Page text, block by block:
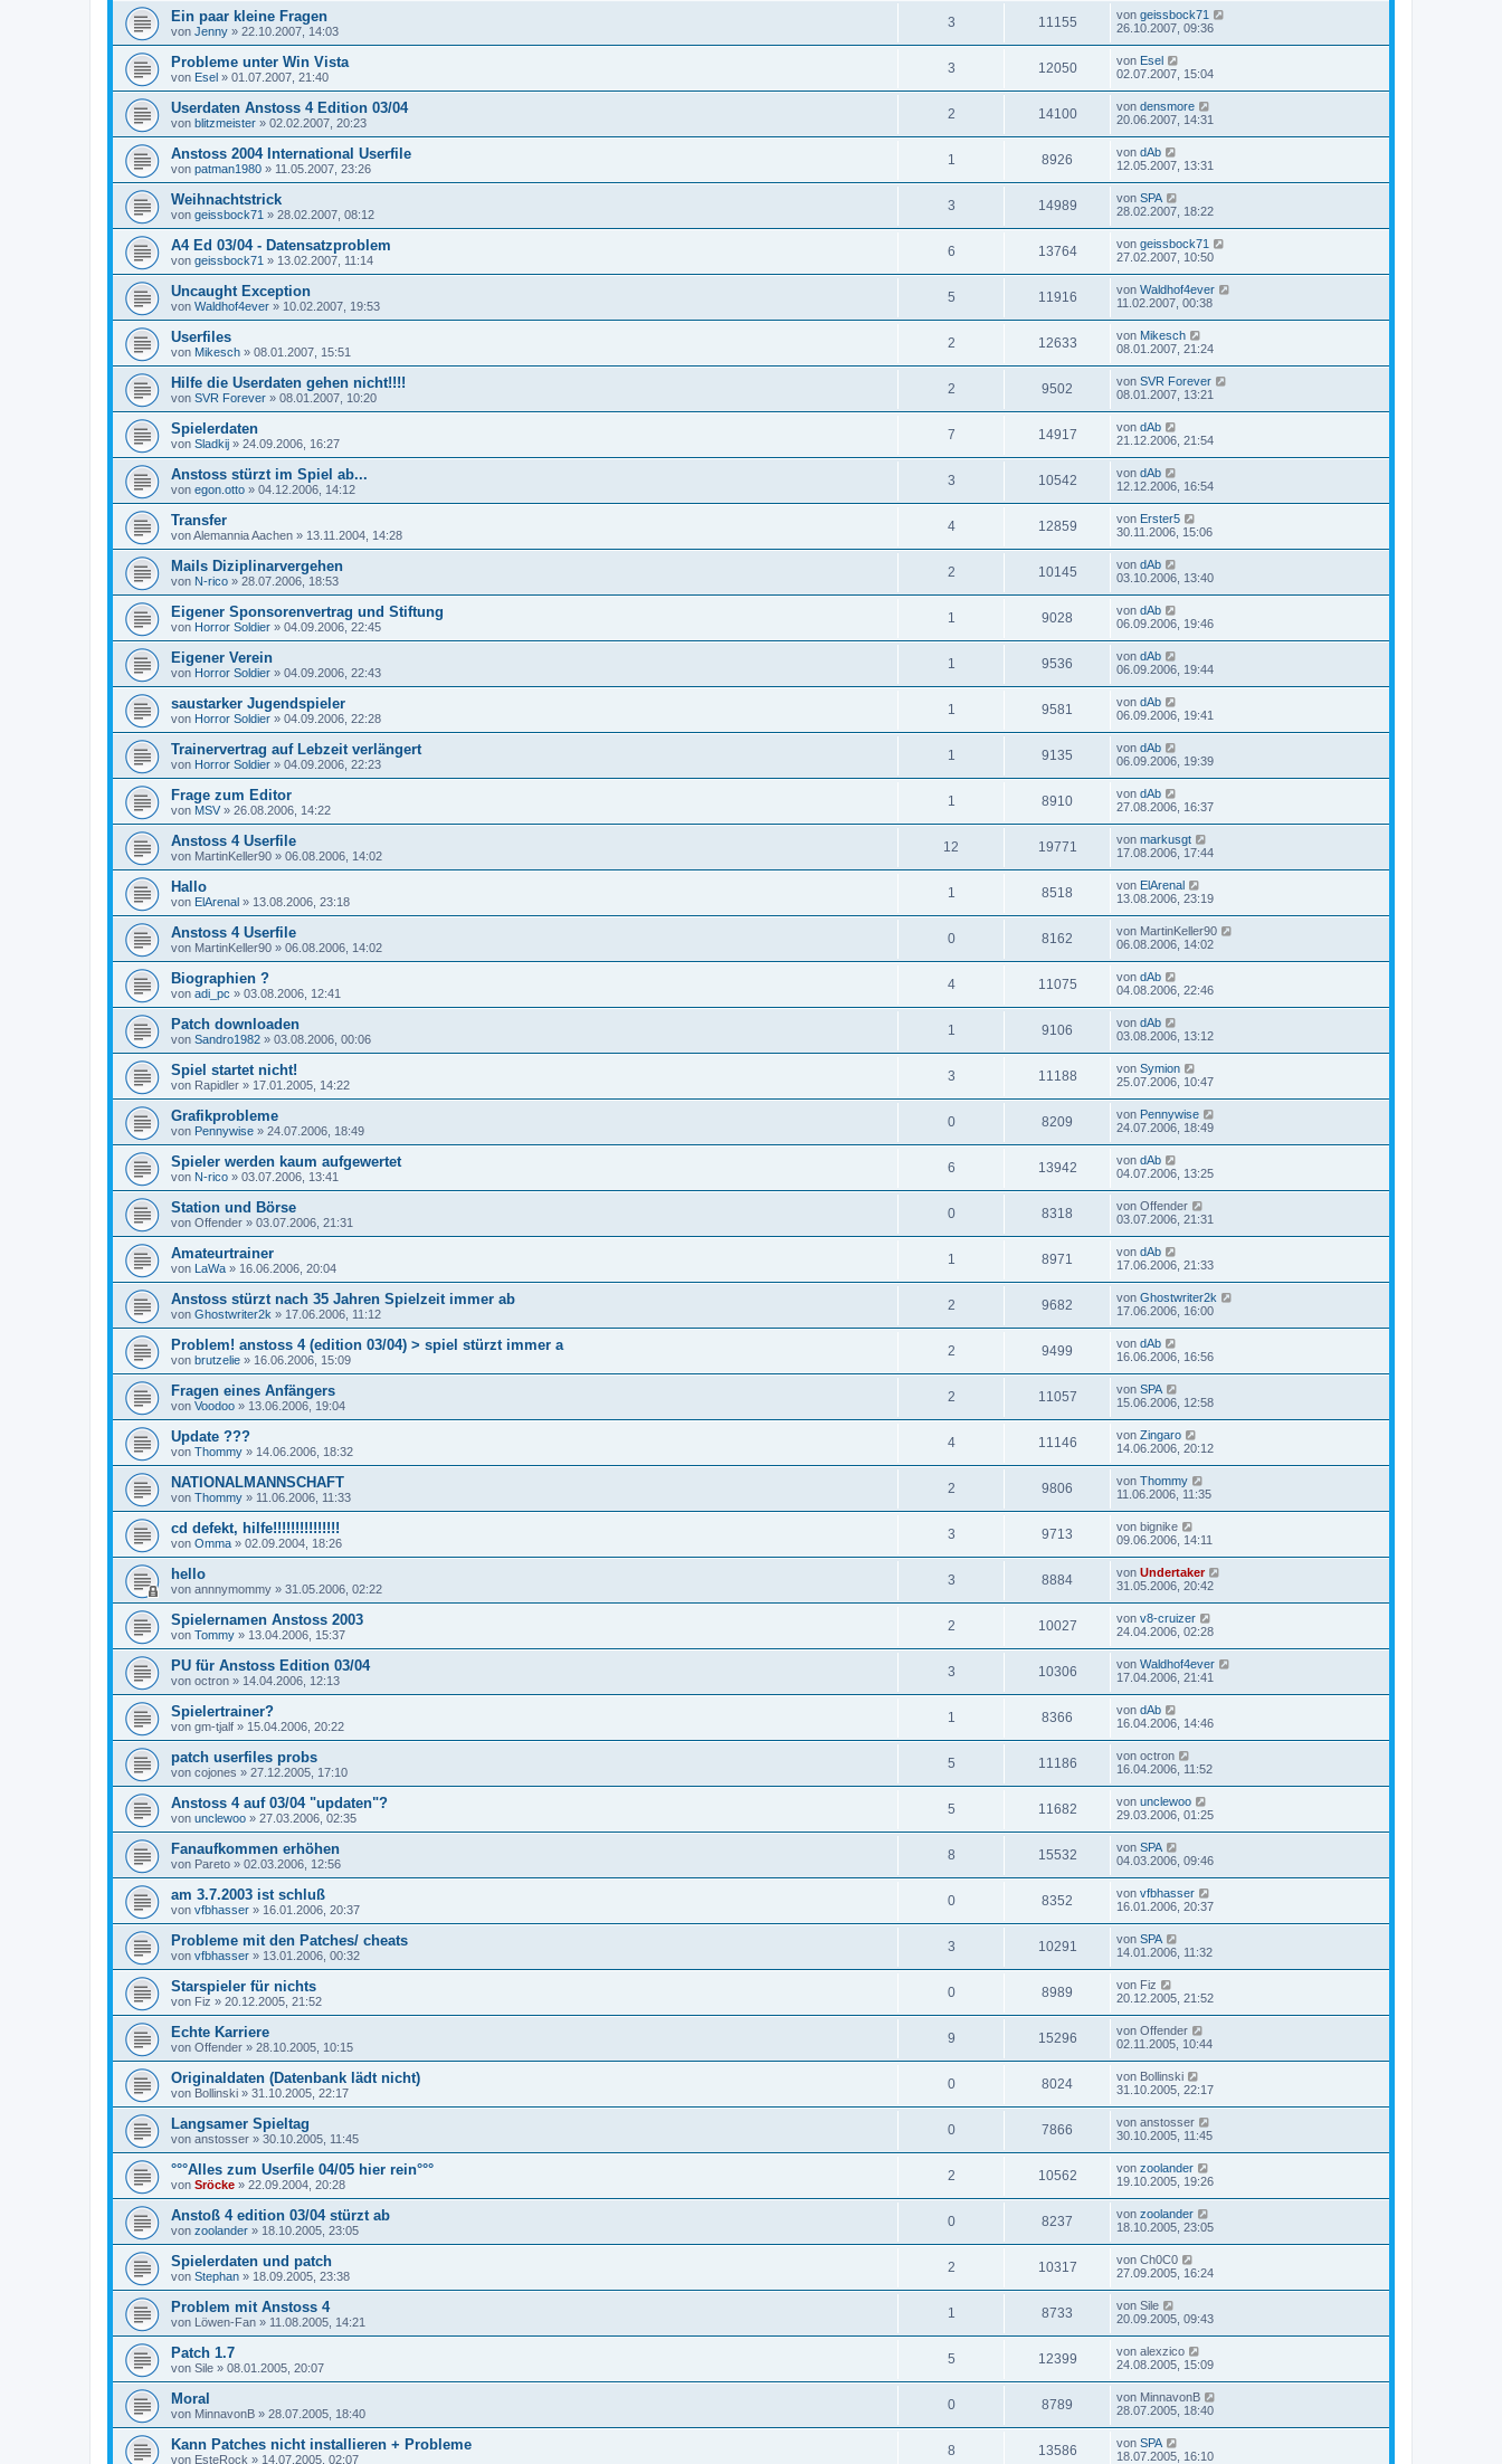
Ein paar kleine Fragen
von Jenny » 22.10.2007, 14:03
3 11155 von geissbock71
26.10.2007, 09:36
Probleme unter Win Vista
von Esel » 01.07.2007, 21:40
3 12050 von Esel
02.07.2007, 15:04
Userdaten Anstoss 4 Edition 03/04
von blitzmeister » 02.02.2007, 20:23
2 14100 von densmore
20.06.2007, 14:31
Anstoss 2004 International Userfile
von patman1980 » 11.05.2007, 23:26
1 8926 von dAb
12.05.2007, 13:31
Weihnachtstrick
von geissbock71 » 28.02.2007, 08:12
3 14989 von SPA
28.02.2007, 18:22
A4 Ed 03/04 - Datensatzproblem
von geissbock71 » 13.02.2007, 11:14
6 13764 von geissbock71
27.02.2007, 10:50
Uncaught Exception
von Waldhof4ever » 10.02.2007, 19:53
5 11916 von Waldhof4ever
11.02.2007, 00:38
Userfiles
von Mikesch » 08.01.2007, 15:51
2 12633 von Mikesch
08.01.2007, 21:24
Hilfe die Userdaten gehen nicht!!!!
von SVR Forever » 08.01.2007, 10:20
2 9502 von SVR Forever
08.01.2007, 13:21
Spielerdaten
von Sladkij » 24.09.2006, 16:27
7 14917 von dAb
21.12.2006, 21:54
Anstoss stürzt im Spiel ab...
von egon.otto » 04.12.2006, 14:12
3 10542 von dAb
12.12.2006, 16:54
Transfer
vonAlemannia Aachen » 13.11.2004, 14:28
4 12859 von Erster5
30.11.2006, 15:06
Mails Diziplinarvergehen
von N-rico » 28.07.2006, 18:53
2 10145 von dAb
03.10.2006, 13:40
Eigener Sponsorenvertrag und Stiftung
von Horror Soldier » 04.09.2006, 22:45
1 9028 von dAb
06.09.2006, 19:46
Eigener Verein
von Horror Soldier » 04.09.2006, 22:43
1 9536 von dAb
06.09.2006, 19:44
saustarker Jugendspieler
von Horror Soldier » 04.09.2006, 22:28
1 9581 von dAb
06.09.2006, 19:41
Trainervertrag auf Lebzeit verlängert
von Horror Soldier » 04.09.2006, 22:23
1 9135 von dAb
06.09.2006, 19:39
Frage zum Editor
von MSV » 26.08.2006, 14:22
1 8910 von dAb
27.08.2006, 16:37
Anstoss 4 Userfile
von MartinKeller90 » 06.08.2006, 14:02
12 19771 von markusgt
17.08.2006, 17:44
Hallo
von ElArenal » 13.08.2006, 23:18
1 8518 von ElArenal
13.08.2006, 23:19
Anstoss 4 Userfile
von MartinKeller90 » 06.08.2006, 14:02
0 8162 von MartinKeller90
06.08.2006, 14:02
Biographien ?
von adi_pc » 03.08.2006, 12:41
4 11075 von dAb
04.08.2006, 22:46
Patch downloaden
von Sandro1982 » 03.08.2006, 00:06
1 9106 von dAb
03.08.2006, 13:12
Spiel startet nicht!
von Rapidler » 17.01.2005, 14:22
3 11188 von Symion
25.07.2006, 10:47
Grafikprobleme
von Pennywise » 24.07.2006, 18:49
0 8209 von Pennywise
24.07.2006, 18:49
Spieler werden kaum aufgewertet
von N-rico » 03.07.2006, 13:41
6 13942 von dAb
04.07.2006, 13:25
Station und Börse
von Offender » 03.07.2006, 21:31
0 8318 von Offender
03.07.2006, 21:31
Amateurtrainer
von LaWa » 16.06.2006, 20:04
1 8971 von dAb
17.06.2006, 21:33
Anstoss stürzt nach 35 Jahren Spielzeit immer ab
von Ghostwriter2k » 17.06.2006, 11:12
2 9682 von Ghostwriter2k
17.06.2006, 16:00
Problem! anstoss 4 (edition 03/04) > spiel stürzt immer a
von brutzelie » 16.06.2006, 15:09
2 9499 von dAb
16.06.2006, 16:56
Fragen eines Anfängers
von Voodoo » 13.06.2006, 19:04
2 11057 von SPA
15.06.2006, 12:58
Update ???
von Thommy » 14.06.2006, 18:32
4 11146 von Zingaro
14.06.2006, 20:12
NATIONALMANNSCHAFT
von Thommy » 11.06.2006, 11:33
2 9806 von Thommy
11.06.2006, 11:35
cd defekt, hilfe!!!!!!!!!!!!!!!
von Omma » 02.09.2004, 18:26
3 9713 von bignike
09.06.2006, 14:11
hello
von annnymommy » 31.05.2006, 02:22
3 8884 von Undertaker
31.05.2006, 20:42
Spielernamen Anstoss 2003
von Tommy » 13.04.2006, 15:37
2 10027 von v8-cruizer
24.04.2006, 02:28
PU für Anstoss Edition 03/04
von octron » 14.04.2006, 12:13
3 10306 von Waldhof4ever
17.04.2006, 21:41
Spielertrainer?
von gm-tjalf » 15.04.2006, 20:22
1 8366 von dAb
16.04.2006, 14:46
patch userfiles probs
von cojones » 27.12.2005, 17:10
5 11186 von octron
16.04.2006, 11:52
Anstoss 4 auf 03/04 "updaten"?
von unclewoo » 27.03.2006, 02:35
5 11682 von unclewoo
29.03.2006, 01:25
Fanaufkommen erhöhen
von Pareto » 02.03.2006, 12:56
8 15532 von SPA
04.03.2006, 09:46
am 3.7.2003 ist schluß
von vfbhasser » 16.01.2006, 20:37
0 8352 von vfbhasser
16.01.2006, 20:37
Probleme mit den Patches/ cheats
von vfbhasser » 13.01.2006, 00:32
3 10291 von SPA
14.01.2006, 11:32
Starspieler für nichts
von Fiz » 20.12.2005, 21:52
0 8989 von Fiz
20.12.2005, 21:52
Echte Karriere
von Offender » 28.10.2005, 10:15
9 15296 von Offender
02.11.2005, 10:44
Originaldaten (Datenbank lädt nicht)
von Bollinski » 31.10.2005, 22:17
0 8024 von Bollinski
31.10.2005, 22:17
Langsamer Spieltag
von anstosser » 30.10.2005, 11:45
0 7866 von anstosser
30.10.2005, 11:45
°°°Alles zum Userfile 04/05 hier rein°°°
von Sröcke » 22.09.2004, 20:28
2 10562 von zoolander
19.10.2005, 19:26
Anstoß 4 edition 03/04 stürzt ab
von zoolander » 18.10.2005, 23:05
0 8237 von zoolander
18.10.2005, 23:05
Spielerdaten und patch
von Stephan » 18.09.2005, 23:38
2 10317 von Ch0C0
27.09.2005, 16:24
Problem mit Anstoss 4
von Löwen-Fan » 11.08.2005, 14:21
1 8733 von Sile
20.09.2005, 09:43
Patch 1.7
von Sile » 08.01.2005, 20:07
5 12399 von alexzico
24.08.2005, 15:09
Moral
von MinnavonB » 28.07.2005, 18:40
0 8789 von MinnavonB
28.07.2005, 18:40
Kann Patches nicht installieren + Probleme
von EsteRock » 14.07.2005, 02:07
8 13586 von SPA
18.07.2005, 16:10